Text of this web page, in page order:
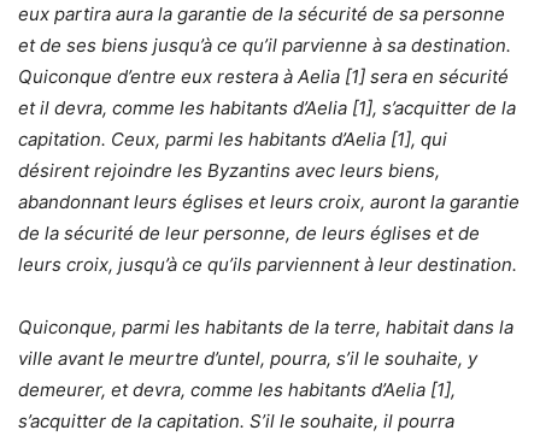
eux partira aura la garantie de la sécurité de sa personne
et de ses biens jusqu’à ce qu’il parvienne à sa destination.
Quiconque d’entre eux restera à Aelia [1] sera en sécurité
et il devra, comme les habitants d’Aelia [1], s’acquitter de la
capitation. Ceux, parmi les habitants d’Aelia [1], qui
désirent rejoindre les Byzantins avec leurs biens,
abandonnant leurs églises et leurs croix, auront la garantie
de la sécurité de leur personne, de leurs églises et de
leurs croix, jusqu’à ce qu’ils parviennent à leur destination.
Quiconque, parmi les habitants de la terre, habitait dans la
ville avant le meurtre d’untel, pourra, s’il le souhaite, y
demeurer, et devra, comme les habitants d’Aelia [1],
s’acquitter de la capitation. S’il le souhaite, il pourra